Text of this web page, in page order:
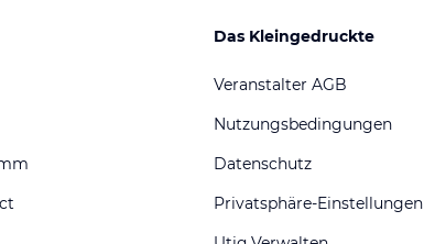
Das Kleingedruckte
Veranstalter AGB
Nutzungsbedingungen
Datenschutz
Privatsphäre-Einstellungen